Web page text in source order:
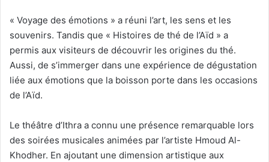
« Voyage des émotions » a réuni l’art, les sens et les
souvenirs. Tandis que « Histoires de thé de l’Aïd » a
permis aux visiteurs de découvrir les origines du thé.
Aussi, de s’immerger dans une expérience de dégustation
liée aux émotions que la boisson porte dans les occasions
de l’Aïd.
Le théâtre d’Ithra a connu une présence remarquable lors
des soirées musicales animées par l’artiste Hmoud Al-
Khodher. En ajoutant une dimension artistique aux